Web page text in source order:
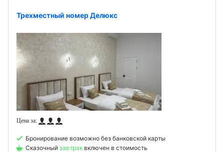
Трехместный номер Делюкс
Бронирование возможно без банковской карты
Сказочный завтрак включен в стоимость